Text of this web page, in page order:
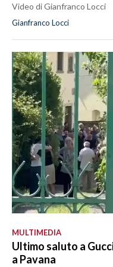
Video di Gianfranco Locci
Gianfranco Locci
MULTIMEDIA
Ultimo saluto a
a Pavana